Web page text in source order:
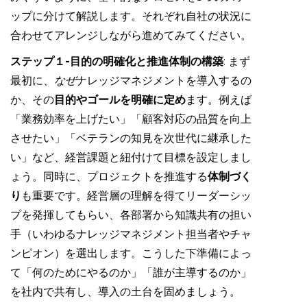
ップに分けて解説します。それぞれ自社の状況に
合わせてアレンジしながら進めてみてください。
ステップ１-目的の明確化と推進体制の構築: まず
最初に、 なぜナレッジマネジメントを導入するの
か、その目的やゴールを明確に定めます。例えば
「業務効率を上げたい」「顧客対応の品質を向上
させたい」「ベテランの知見を次世代に継承した
い」など、経営課題と紐付けて目標を設定しまし
ょう。同時に、プロジェクトを推進する体制づく
り も重要です。経営層の理解を得てリーダーシッ
プを発揮してもらい、各部署から知識共有の担い
手（いわゆるナレッジマネジメント担当者やチャ
ンピオン）を選出します。こうした下準備によっ
て「何のためにやるのか」「誰が主導するのか」
を社内で共有し、導入の土台を固めましょう。